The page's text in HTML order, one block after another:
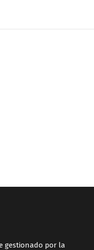
gestionado por la